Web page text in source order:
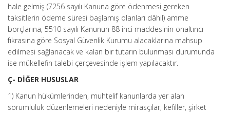
hale gelmiş (7256 sayılı Kanuna göre ödenmesi gereken
taksitlerin ödeme süresi başlamış olanları dâhil) amme
borçlarına, 5510 sayılı Kanunun 88 inci maddesinin onaltıncı
fıkrasına göre Sosyal Güvenlik Kurumu alacaklarına mahsup
edilmesi sağlanacak ve kalan bir tutarın bulunması durumunda
ise mükellefin talebi çerçevesinde işlem yapılacaktır.
Ç- DİĞER HUSUSLAR
1) Kanun hükümlerinden, muhtelif kanunlarda yer alan
sorumluluk düzenlemeleri nedeniyle mirasçılar, kefiller, şirket